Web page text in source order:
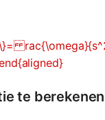
te berekenen